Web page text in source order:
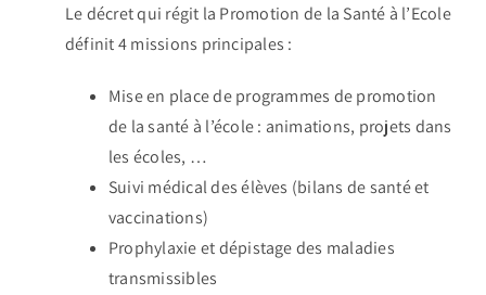
Le décret qui régit la Promotion de la Santé à l’Ecole
définit 4 missions principales :
Mise en place de programmes de promotion
de la santé à l’école : animations, projets dans
les écoles, …
Suivi médical des élèves (bilans de santé et
vaccinations)
Prophylaxie et dépistage des maladies
transmissibles